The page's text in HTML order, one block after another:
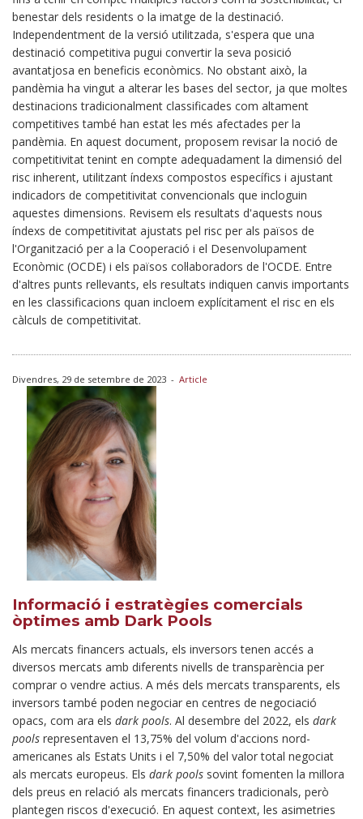
benestar dels residents o la imatge de la destinació.
Independentment de la versió utilitzada, s'espera que una
destinació competitiva pugui convertir la seva posició
avantatjosa en beneficis econòmics. No obstant això, la
pandèmia ha vingut a alterar les bases del sector, ja que moltes
destinacions tradicionalment classificades com altament
competitives també han estat les més afectades per la
pandèmia. En aquest document, proposem revisar la noció de
competitivitat tenint en compte adequadament la dimensió del
risc inherent, utilitzant índexs compostos específics i ajustant
indicadors de competitivitat convencionals que incloguin
aquestes dimensions. Revisem els resultats d'aquests nous
índexs de competitivitat ajustats pel risc per als països de
l'Organització per a la Cooperació i el Desenvolupament
Econòmic (OCDE) i els països col·laboradors de l'OCDE. Entre
d'altres punts rellevants, els resultats indiquen canvis importants
en les classificacions quan incloem explícitament el risc en els
càlculs de competitivitat.
Divendres, 29 de setembre de 2023 - Article
Informació i estratègies comercials
òptimes amb Dark Pools
Als mercats financers actuals, els inversors tenen accés a
diversos mercats amb diferents nivells de transparència per
comprar o vendre actius. A més dels mercats transparents, els
inversors també poden negociar en centres de negociació
opacs, com ara els dark pools. Al desembre del 2022, els dark
pools representaven el 13,75% del volum d'accions nord-
americanes als Estats Units i el 7,50% del valor total negociat
als mercats europeus. Els dark pools sovint fomenten la millora
dels preus en relació als mercats financers tradicionals, però
plantegen riscos d'execució. En aquest context, les asimetries